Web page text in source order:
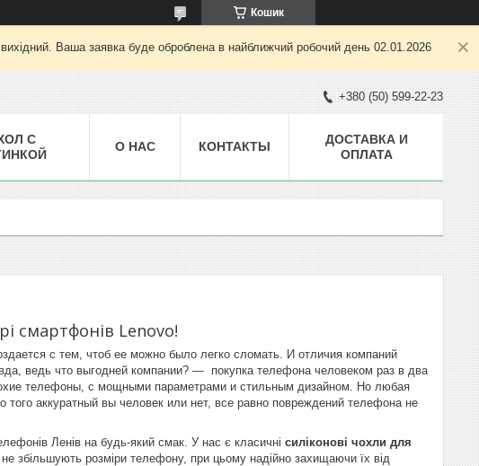
Кошик
Ваша заявка буде оброблена в найближчий робочий день 02.01.2026
+380 (50) 599-22-23
С
О НАС КОНТАКТЫ
ДОСТАВКА И
ОПЛАТА
смартфонів Lenovo!
с тем, чтоб ее можно было легко сломать. И отличия компаний
ведь что выгодней компании? ― покупка телефона человеком раз в два
телефоны, с мощными параметрами и стильным дизайном. Но любая
аккуратный вы человек или нет, все равно повреждений телефона не
Ленів на будь-який смак. У нас є класичні силіконові чохли для
збільшують розміри телефону, при цьому надійно захищаючи їх від